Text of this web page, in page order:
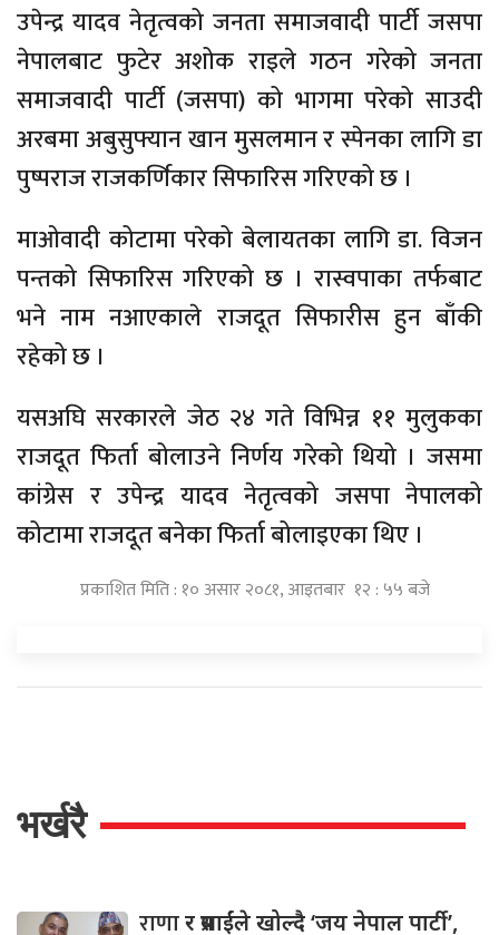
उपेन्द्र यादव नेतृत्वको जनता समाजवादी पार्टी जसपा
नेपालबाट फुटेर अशोक राइले गठन गरेको जनता
समाजवादी पार्टी (जसपा) को भागमा परेको साउदी
अरबमा अबुसुफ्यान खान मुसलमान र स्पेनका लागि डा
पुष्पराज राजकर्णिकार सिफारिस गरिएको छ ।
माओवादी कोटामा परेको बेलायतका लागि डा. विजन
पन्तको सिफारिस गरिएको छ । रास्वपाका तर्फबाट
भने नाम नआएकाले राजदूत सिफारीस हुन बाँकी
रहेको छ ।
यसअघि सरकारले जेठ २४ गते विभिन्न ११ मुलुकका
राजदूत फिर्ता बोलाउने निर्णय गरेको थियो । जसमा
कांग्रेस र उपेन्द्र यादव नेतृत्वको जसपा नेपालको
कोटामा राजदूत बनेका फिर्ता बोलाइएका थिए ।
प्रकाशित मिति : १० असार २०८१, आइतबार १२ : ५५ बजे
भर्खरै
राणार प्रसाईंले खोल्दै ‘जय नेपाल पार्टी’,